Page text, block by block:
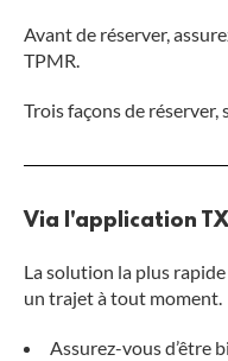
Avant de réserver,
TPMR.
Trois façons de réserver,
Via l'application
La solution la plus
un trajet à tout moment.
Assurez-vous d’être